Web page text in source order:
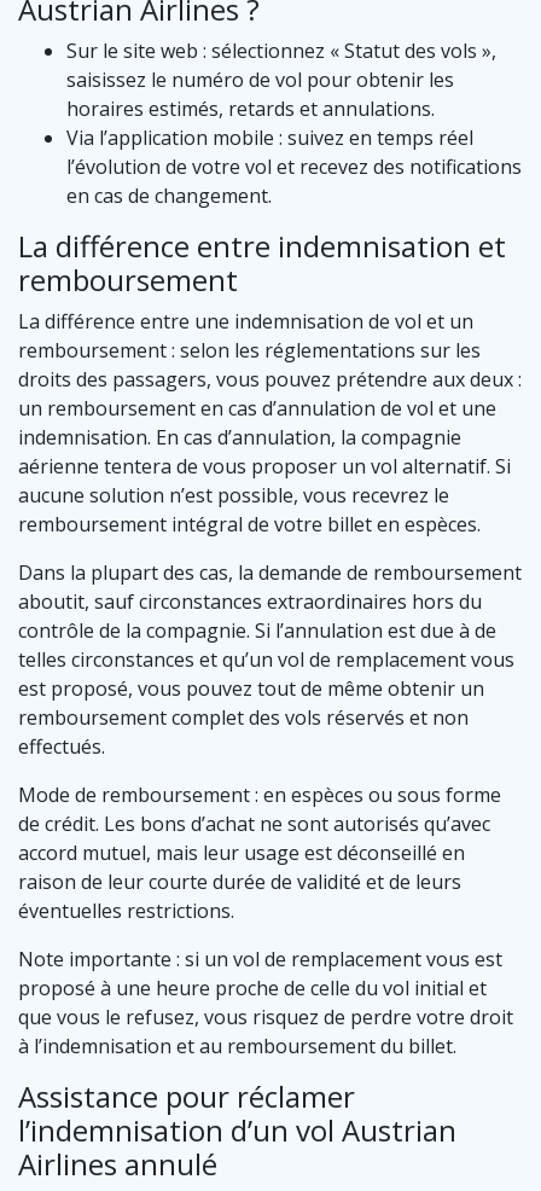
Austrian Airlines ?
Sur le site web : sélectionnez « Statut des vols »,
saisissez le numéro de vol pour obtenir les
horaires estimés, retards et annulations.
Via l’application mobile : suivez en temps réel
l’évolution de votre vol et recevez des notifications
en cas de changement.
La différence entre indemnisation et
remboursement
La différence entre une indemnisation de vol et un
remboursement : selon les réglementations sur les
droits des passagers, vous pouvez prétendre aux deux :
un remboursement en cas d’annulation de vol et une
indemnisation. En cas d’annulation, la compagnie
aérienne tentera de vous proposer un vol alternatif. Si
aucune solution n’est possible, vous recevrez le
remboursement intégral de votre billet en espèces.
Dans la plupart des cas, la demande de remboursement
aboutit, sauf circonstances extraordinaires hors du
contrôle de la compagnie. Si l’annulation est due à de
telles circonstances et qu’un vol de remplacement vous
est proposé, vous pouvez tout de même obtenir un
remboursement complet des vols réservés et non
effectués.
Mode de remboursement : en espèces ou sous forme
de crédit. Les bons d’achat ne sont autorisés qu’avec
accord mutuel, mais leur usage est déconseillé en
raison de leur courte durée de validité et de leurs
éventuelles restrictions.
Note importante : si un vol de remplacement vous est
proposé à une heure proche de celle du vol initial et
que vous le refusez, vous risquez de perdre votre droit
à l’indemnisation et au remboursement du billet.
Assistance pour réclamer
l’indemnisation d’un vol Austrian
Airlines annulé